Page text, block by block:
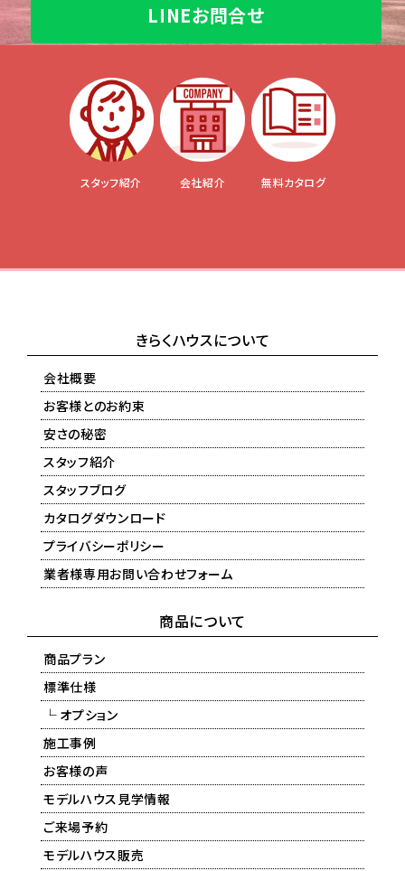
LINEお問合せ
スタッフ紹介 会社紹介 無料カタログ
きらくハウスについて
会社概要
お客様とのお約束
安さの秘密
スタッフ紹介
スタッフブログ
カタログダウンロード
プライバシーポリシー
業者様専用お問い合わせフォーム
商品について
商品プラン
標準仕様
└ オプション
施工事例
お客様の声
モデルハウス見学情報
ご来場予約
モデルハウス販売